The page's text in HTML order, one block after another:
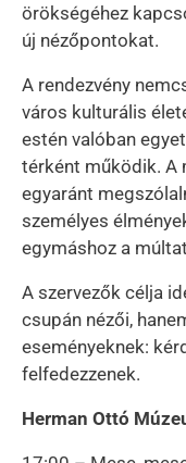
örökségéhez
új nézőpontokat.
A rendezvény
város kulturális
estén valóban
térként működik. A
egyaránt
személyes
egymáshoz a
A szervezők célja
csupán nézői,
eseményeknek:
felfedezzenek.
Herman Ottó